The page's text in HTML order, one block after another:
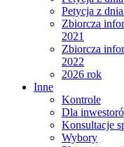
Petycja z
Zbiorcza
2021
Zbiorcza
2022
2026 rok
Inne
Kontrole
Dla
Konsultacje
Wybory